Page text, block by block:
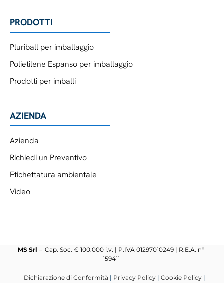
PRODOTTI
Pluriball per imballaggio
Polietilene Espanso per imballaggio
Prodotti per imballi
AZIENDA
Azienda
Richiedi un Preventivo
Etichettatura ambientale
Video
MS Srl – Cap. Soc. € 100.000 i.v. | P.IVA 01297010249 | R.E.A. n°
159411
Dichiarazione di Conformità | Privacy Policy | Cookie Policy |